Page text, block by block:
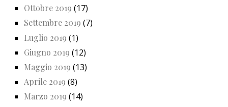
Ottobre 2019 (17)
Settembre 2019 (7)
Luglio 2019 (1)
Giugno 2019 (12)
Maggio 2019 (13)
Aprile 2019 (8)
Marzo 2019 (14)